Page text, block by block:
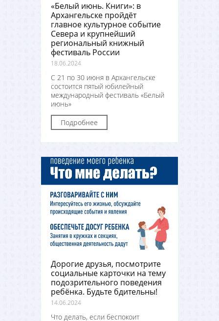
«Белый июнь. Книги»: в
Архангельске пройдёт
главное культурное событие
Севера и крупнейший
региональный книжный
фестиваль России
18.06.2024
С 21 по 30 июня в Архангельске
состоится пятый юбилейный
международный фестиваль «Белый
июнь»
Подробнее
Дорогие друзья, посмотрите
социальные карточки на тему
подозрительного поведения
ребёнка. Будьте бдительны!
14.06.2024
Что делать, если беспокоит